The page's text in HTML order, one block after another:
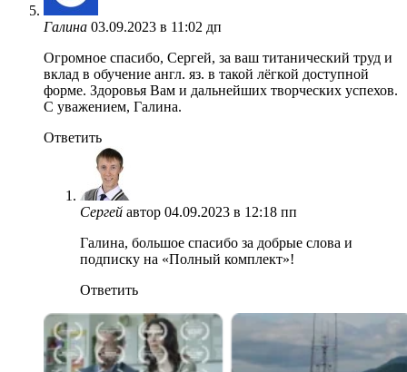
Галина 03.09.2023 в 11:02 дп
Огромное спасибо, Сергей, за ваш титанический труд и
вклад в обучение англ. яз. в такой лёгкой доступной
форме. Здоровья Вам и дальнейших творческих успехов.
С уважением, Галина.
Ответить
Сергей автор 04.09.2023 в 12:18 пп
Галина, большое спасибо за добрые слова и
подписку на «Полный комплект»!
Ответить